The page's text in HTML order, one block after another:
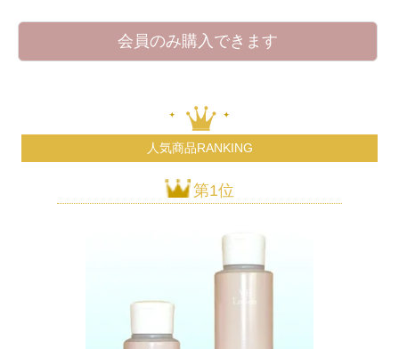
会員のみ購入できます
人気商品RANKING
第1位